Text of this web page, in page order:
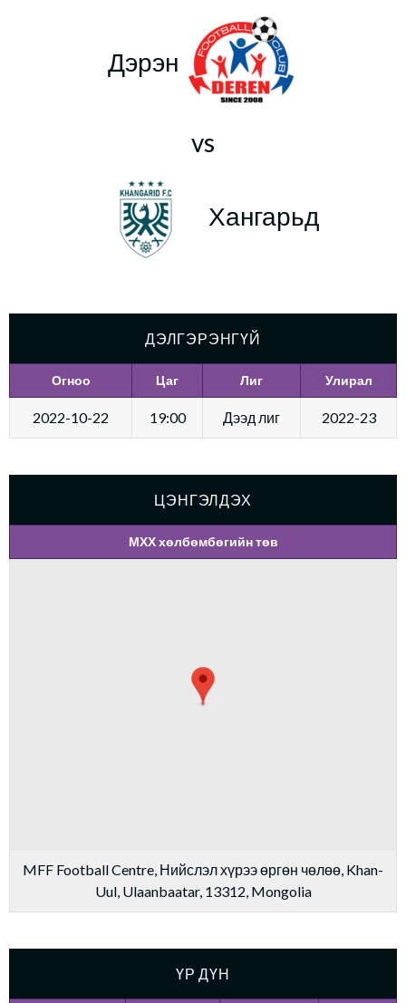
Дэрэн
vs
Хангарьд
ДЭЛГЭРЭНГҮЙ
Огноо Цаг Лиг Улирал
2022-10-22 19:00 Дээд лиг 2022-23
ЦЭНГЭЛДЭХ
МХХ хөлбөмбөгийн төв
MFF Football Centre, Нийслэл хүрээ өргөн чөлөө, Khan-
Uul, Ulaanbaatar, 13312, Mongolia
ҮР ДҮН